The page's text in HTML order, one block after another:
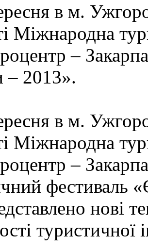
в м.
Міжнародна
–
– 2013».
в м.
Міжнародна
–
фестиваль
нові
туристичної